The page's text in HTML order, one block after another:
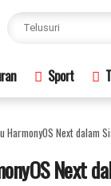
Sport
HarmonyOS Next dalam
Next